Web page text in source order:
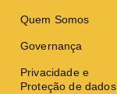
Quem Somos
Governança
Privacidade e
Proteção de dados